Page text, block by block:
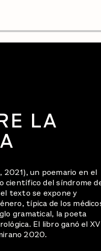
LA
2021), un poemario en el
científico del síndrome
texto se expone y
típica de los
gramatical, la poeta
El libro ganó el XV
2020.